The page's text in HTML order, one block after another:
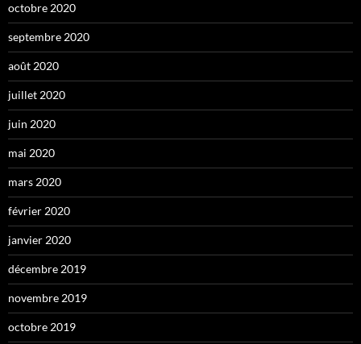
octobre 2020
septembre 2020
août 2020
juillet 2020
juin 2020
mai 2020
mars 2020
février 2020
janvier 2020
décembre 2019
novembre 2019
octobre 2019